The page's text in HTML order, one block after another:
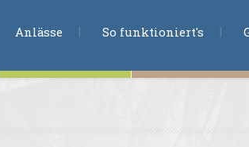
Anlässe So funktioniert's